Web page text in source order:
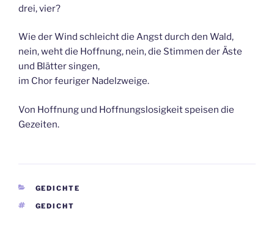
drei, vier?
Wie der Wind schleicht die Angst durch den Wald,
nein, weht die Hoffnung, nein, die Stimmen der Äste
und Blätter singen,
im Chor feuriger Nadelzweige.
Von Hoffnung und Hoffnungslosigkeit speisen die
Gezeiten.
KATEGORIEN
GEDICHTE
SCHLAGWÖRTER
GEDICHT